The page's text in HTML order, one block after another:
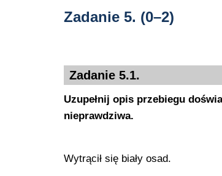
Zadanie 5. (0–2)
Zadanie 5.1.
Uzupełnij opis przebiegu
nieprawdziwa.
Wytrącił się biały osad.